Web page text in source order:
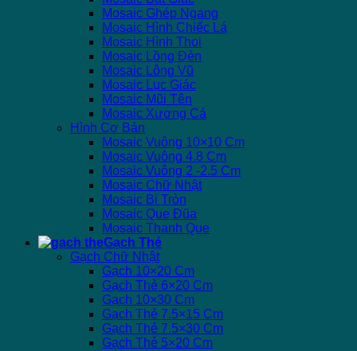
Mosaic Ghép Ngang
Mosaic Hình Chiếc Lá
Mosaic Hình Thoi
Mosaic Lồng Đèn
Mosaic Lông Vũ
Mosaic Lục Giác
Mosaic Mũi Tên
Mosaic Xương Cá
Hình Cơ Bản
Mosaic Vuông 10×10 Cm
Mosaic Vuông 4.8 Cm
Mosaic Vuông 2 -2.5 Cm
Mosaic Chữ Nhật
Mosaic Bi Tròn
Mosaic Que Đũa
Mosaic Thanh Que
Gạch Thẻ
Gạch Chữ Nhật
Gạch 10×20 Cm
Gạch Thẻ 6×20 Cm
Gạch 10×30 Cm
Gạch Thẻ 7.5×15 Cm
Gạch Thẻ 7.5×30 Cm
Gạch Thẻ 5×20 Cm